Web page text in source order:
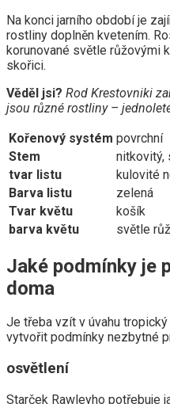
Na konci jarního období je
rostliny doplněn kvetením.
korunované světle růžovými
skořici.
Věděl jsi? Rod Krestovniki
jsou různé rostliny –
Kořenový systém povrchní
Stem
nitkovitý,
tvar listu
kulovité
Barva listu
zelená
Tvar květu
košík
barva květu
světle
Jaké podmínky je
doma
Je třeba vzít v úvahu
vytvořit podmínky nezbytné
osvětlení
Starček Rawleyho potřebuje